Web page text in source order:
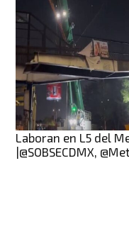
Laboran en L5 del
|@SOBSECDMX,